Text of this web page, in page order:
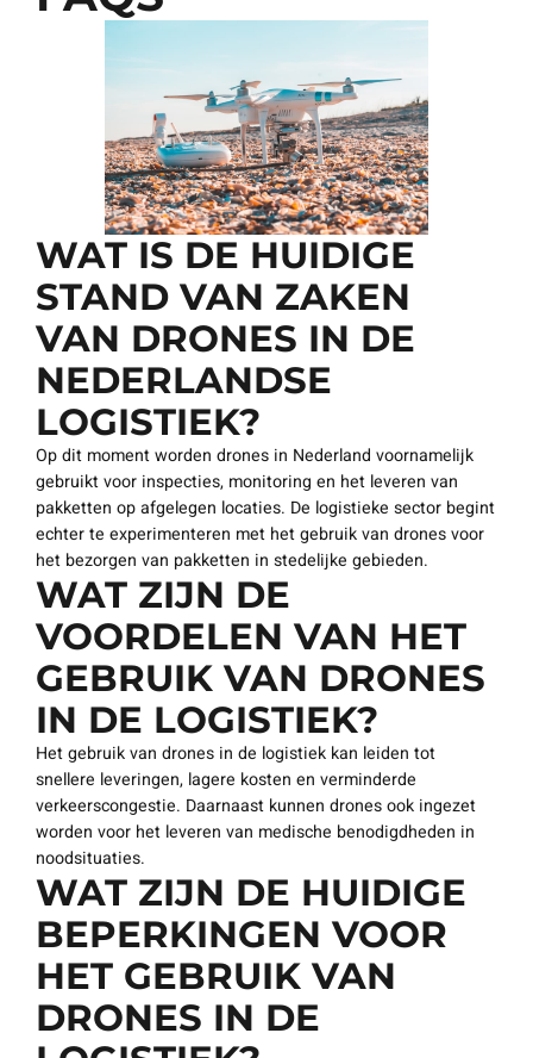
WAT IS DE HUIDIGE
STAND VAN ZAKEN
VAN DRONES IN DE
NEDERLANDSE
LOGISTIEK?
Op dit moment worden drones in Nederland voornamelijk
gebruikt voor inspecties, monitoring en het leveren van
pakketten op afgelegen locaties. De logistieke sector begint
echter te experimenteren met het gebruik van drones voor
het bezorgen van pakketten in stedelijke gebieden.
WAT ZIJN DE
VOORDELEN VAN HET
GEBRUIK VAN DRONES
IN DE LOGISTIEK?
Het gebruik van drones in de logistiek kan leiden tot
snellere leveringen, lagere kosten en verminderde
verkeerscongestie. Daarnaast kunnen drones ook ingezet
worden voor het leveren van medische benodigdheden in
noodsituaties.
WAT ZIJN DE HUIDIGE
BEPERKINGEN VOOR
HET GEBRUIK VAN
DRONES IN DE